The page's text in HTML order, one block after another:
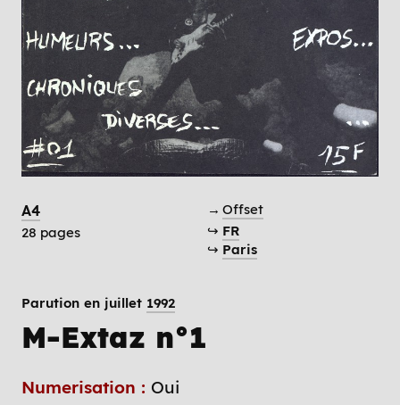
A4
28 pages
→ Offset
↪ FR
↪ Paris
Parution en juillet 1992
M-Extaz n°1
Numerisation : Oui